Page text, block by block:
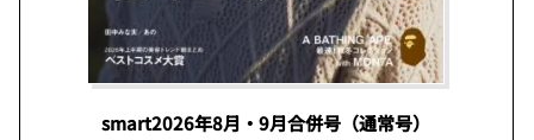
smart2026年8月・9月合併号（通常号）